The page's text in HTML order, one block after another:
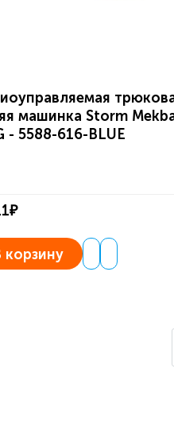
машинка Storm
- 5588-616-BLUE
корзину